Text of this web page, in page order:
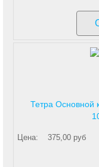
Тетра Основной
Цена: 375,00 руб